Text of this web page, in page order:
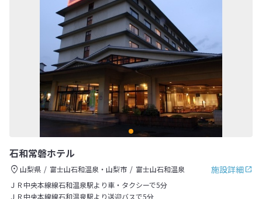
石和常磐ホテル
施設詳細
山梨県 富士山石和温泉・山梨市
富士山石和温泉
ＪＲ中央本線線石和温泉駅より車・タクシーで5分
ＪＲ中央本線線石和温泉駅より送迎バスで5分